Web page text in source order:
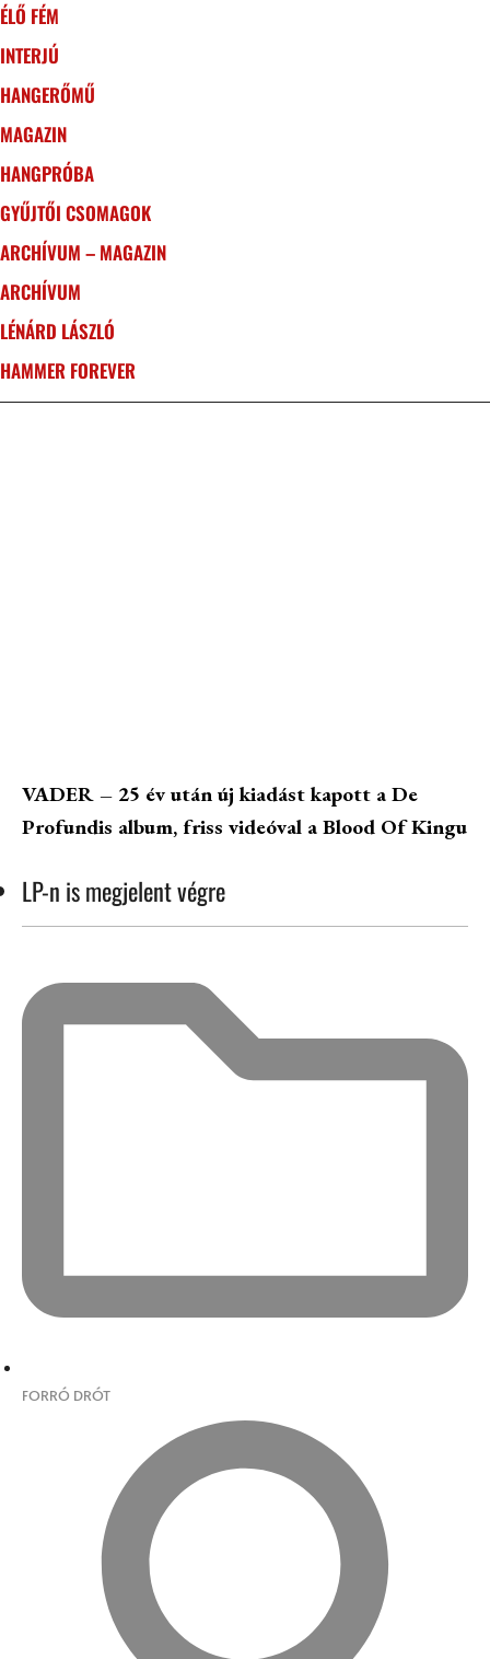
ÉLŐ FÉM
INTERJÚ
HANGERŐMŰ
MAGAZIN
HANGPRÓBA
GYŰJTŐI CSOMAGOK
ARCHÍVUM – MAGAZIN
ARCHÍVUM
LÉNÁRD LÁSZLÓ
HAMMER FOREVER
VADER – 25 év után új kiadást kapott a De
Profundis album, friss videóval a Blood Of Kingu
LP-n is megjelent végre
FORRÓ DRÓT